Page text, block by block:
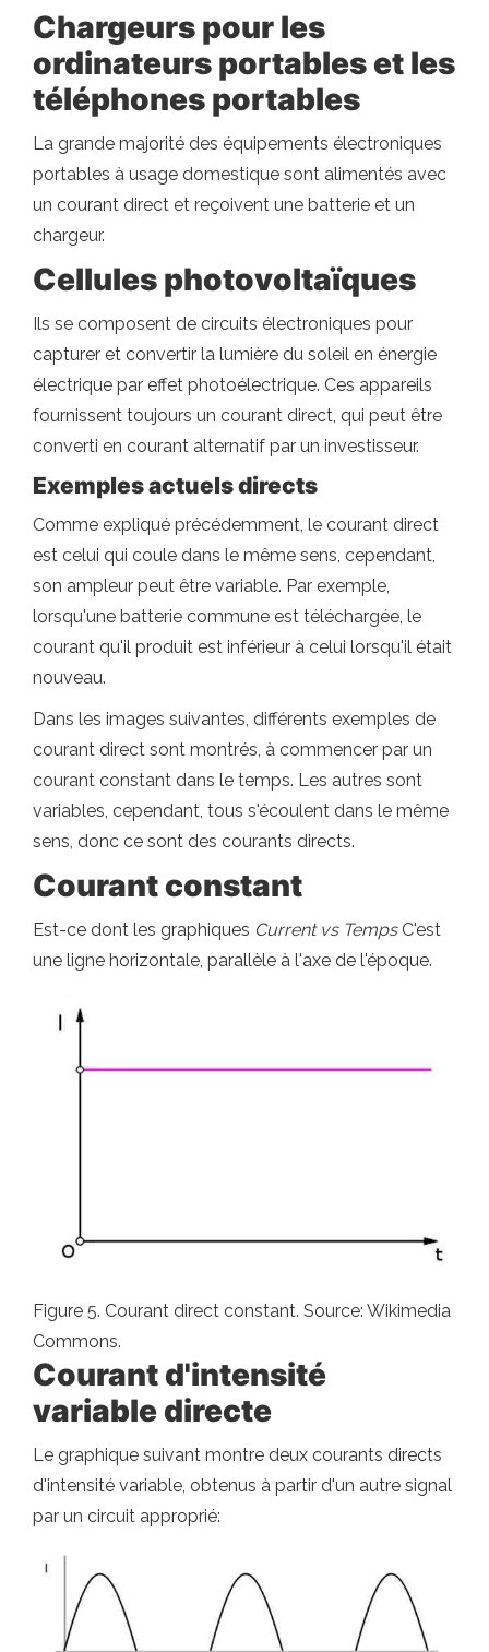
Chargeurs pour les
ordinateurs portables et les
téléphones portables
La grande majorité des équipements électroniques
portables à usage domestique sont alimentés avec
un courant direct et reçoivent une batterie et un
chargeur.
Cellules photovoltaïques
Ils se composent de circuits électroniques pour
capturer et convertir la lumière du soleil en énergie
électrique par effet photoélectrique. Ces appareils
fournissent toujours un courant direct, qui peut être
converti en courant alternatif par un investisseur.
Exemples actuels directs
Comme expliqué précédemment, le courant direct
est celui qui coule dans le même sens, cependant,
son ampleur peut être variable. Par exemple,
lorsqu'une batterie commune est téléchargée, le
courant qu'il produit est inférieur à celui lorsqu'il était
nouveau.
Dans les images suivantes, différents exemples de
courant direct sont montrés, à commencer par un
courant constant dans le temps. Les autres sont
variables, cependant, tous s'écoulent dans le même
sens, donc ce sont des courants directs.
Courant constant
Est-ce dont les graphiques Current vs TempsC'est
une ligne horizontale, parallèle à l'axe de l'époque.
Figure 5. Courant direct constant. Source: Wikimedia
Commons.
Courant d'intensité
variable directe
Le graphique suivant montre deux courants directs
d'intensité variable, obtenus à partir d'un autre signal
par un circuit approprié: